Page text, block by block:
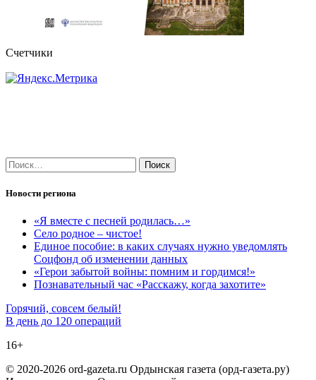
Счетчики
Найти:
Новости региона
«Я вместе с песней родилась…»
Село родное – чистое!
Единое пособие: в каких случаях нужно уведомлять
Соцфонд об изменении данных
«Герои забытой войны: помним и гордимся!»
Познавательный час «Расскажу, когда захотите»
Навигация
по
записям
Горячий, совсем белый!
В день до 120 операций
16+
© 2020-2026 ord-gazeta.ru Ордынская газета (орд-газета.ру)